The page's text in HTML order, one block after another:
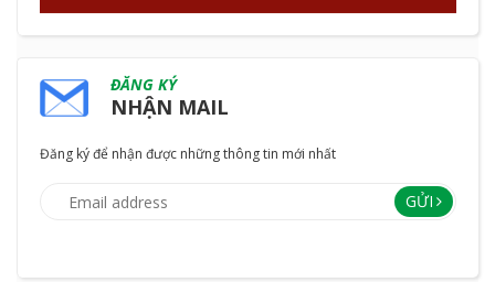
ĐĂNG KÝ
NHẬN MAIL
Đăng ký để nhận được những thông tin mới nhất
GỬI